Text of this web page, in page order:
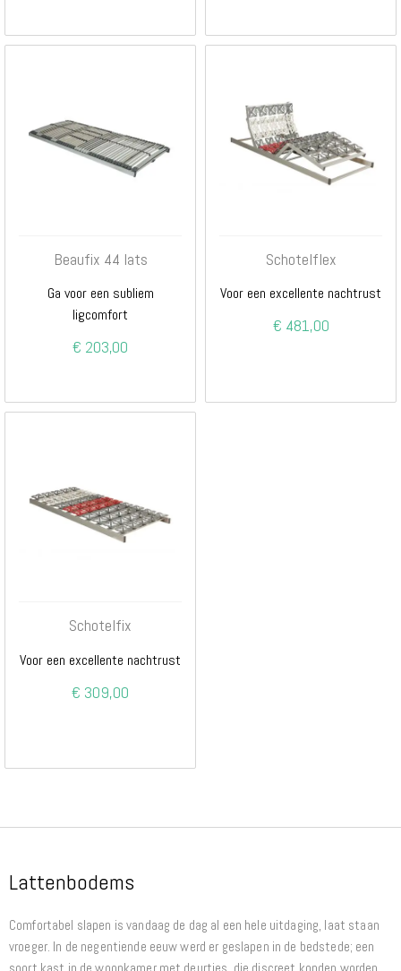
Beaufix 44 lats
Ga voor een subliem
ligcomfort
€ 203,00
Schotelflex
Voor een excellente nachtrust
€ 481,00
Schotelfix
Voor een excellente nachtrust
€ 309,00
Lattenbodems
Comfortabel slapen is vandaag de dag al een hele uitdaging, laat staan
vroeger. In de negentiende eeuw werd er geslapen in de bedstede; een